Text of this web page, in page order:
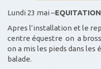
Lundi 23 mai –EQUITATION
Apres l’installation et le
centre équestre on a
on a mis les pieds dans
balade.